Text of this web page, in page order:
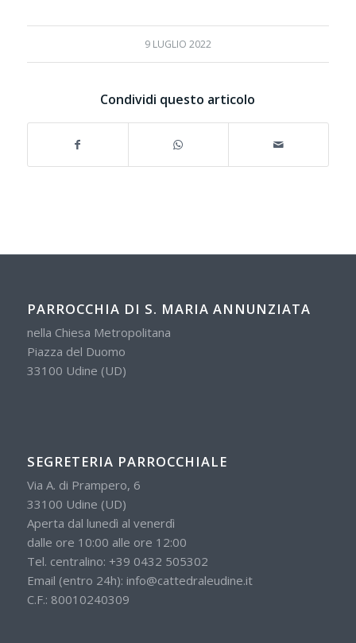
9 LUGLIO 2022
Condividi questo articolo
PARROCCHIA DI S. MARIA ANNUNZIATA
nella Chiesa Metropolitana
Piazza del Duomo
33100 Udine (UD)
SEGRETERIA PARROCCHIALE
Via A. di Prampero, 6
33100 Udine (UD)
Aperta dal lunedì al venerdì
dalle ore 10:00 alle ore 12:00
Tel. centralino: +39 0432 505302
Email (entro 24h): info@cattedraleudine.it
C.F.: 80010240309